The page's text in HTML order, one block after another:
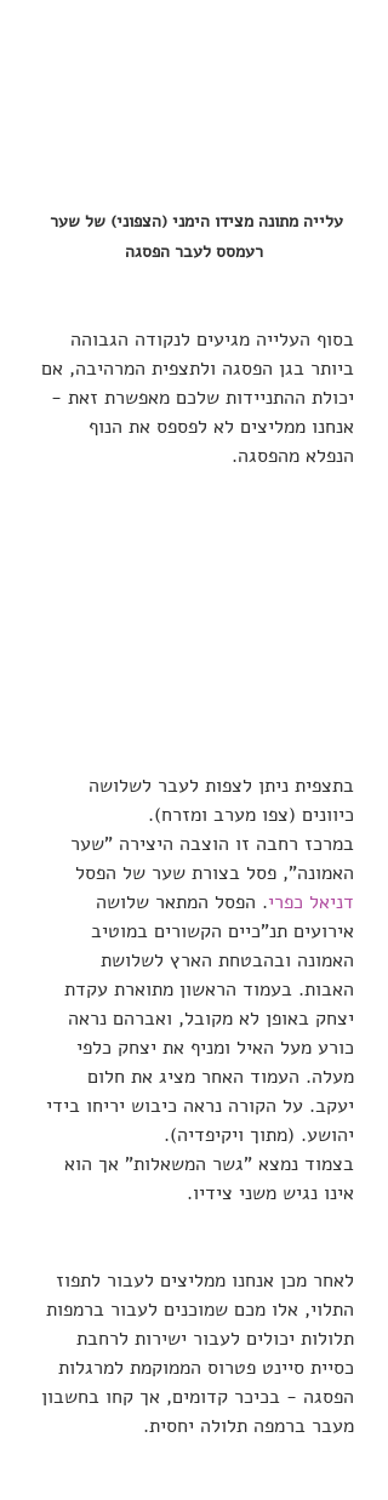
עלייה מתונה מצידו הימני (הצפוני) של שער
רעמסס לעבר הפסגה
בסוף העלייה מגיעים לנקודה הגבוהה
ביותר בגן הפסגה ולתצפית המרהיבה, אם
יכולת ההתניידות שלכם מאפשרת זאת -
אנחנו ממליצים לא לפספס את הנוף
הנפלא מהפסגה.
בתצפית ניתן לצפות לעבר לשלושה
כיוונים (צפו מערב ומזרח).
במרכז רחבה זו הוצבה היצירה "שער
האמונה", פסל בצורת שער של הפסל
דניאל כפרי. הפסל המתאר שלושה
אירועים תנ"כיים הקשורים במוטיב
האמונה ובהבטחת הארץ לשלושת
האבות. בעמוד הראשון מתוארת עקדת
יצחק באופן לא מקובל, ואברהם נראה
כורע מעל האיל ומניף את יצחק כלפי
מעלה. העמוד האחר מציג את חלום
יעקב. על הקורה נראה כיבוש יריחו בידי
יהושע. (מתוך ויקיפדיה).
בצמוד נמצא "גשר המשאלות" אך הוא
אינו נגיש משני צידיו.
לאחר מכן אנחנו ממליצים לעבור לתפוז
התלוי, אלו מכם שמוכנים לעבור ברמפות
תלולות יכולים לעבור ישירות לרחבת
כסיית סיינט פטרוס הממוקמת למרגלות
הפסגה - בכיכר קדומים, אך קחו בחשבון
מעבר ברמפה תלולה יחסית.